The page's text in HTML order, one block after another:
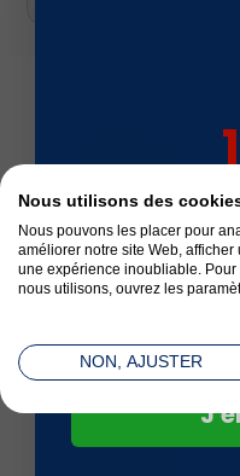
Nous utilisons des
Nous pouvons les placer pour
améliorer notre site Web,
une expérience inoubliable.
nous utilisons, ouvrez les
NON, AJUSTER
sur